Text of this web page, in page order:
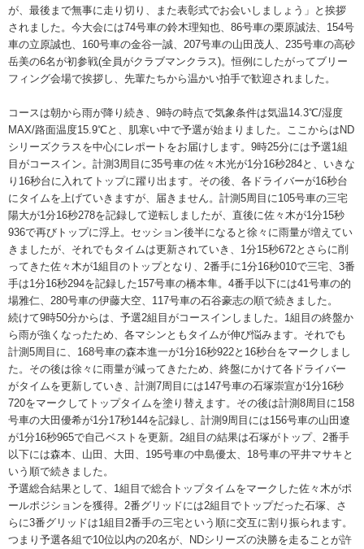
が、最後まで無事に走り切り、また表彰式でお会いしましょう」と挨拶
されました。今大会には74号車の鈴木理知也、86号車の栗原誠法、154号
車の立原誠也、160号車の金谷一誠、207号車の山田茂人、235号車の高砂
岳美の6名が初参戦(全員がクラブマンクラス)。恒例にしたがってブリー
フィング会場で挨拶し、先輩たちから温かい拍手で歓迎されました。
コースは朝から雨が降り続き、9時の時点で気象条件は気温14.3℃/湿度
MAX/路面温度15.9℃と、肌寒い中で予選が始まりました。ここからはND
シリーズクラスを中心にレポートをお届けします。9時25分には予選1組
目がコースイン。計測3周目に35号車の佐々木光が1分16秒284と、いきな
り16秒台に入れてトップに躍り出ます。その後、各ドライバーが16秒台
にタイムを上げていきますが、届きません。計測5周目に105号車の三宅
陽大が1分16秒278を記録して逆転しましたが、直後に佐々木が1分15秒
936で再びトップに浮上。セッション後半になると徐々に雨量が増えてい
きましたが、それでもタイムは更新されていき、1分15秒672とさらに削
ってきた佐々木が1組目のトップとなり、2番手に1分16秒010で三宅、3番
手は1分16秒294を記録した157号車の橋本隼。4番手以下には41号車の的
場雅仁、280号車の伊藤大空、117号車の石谷豪志の順で続きました。
続けて9時50分からは、予選2組目がコースインしました。1組目の終盤か
ら雨が強くなったため、各マシンともタイムが伸び悩みます。それでも
計測5周目に、168号車の森本進一が1分16秒922と16秒台をマークしまし
た。その後は徐々に雨量が減ってきたため、終盤にかけて各ドライバー
がタイムを更新していき、計測7周目には147号車の石塚崇宣が1分16秒
720をマークしてトップタイムを塗り替えます。その後は計測8周目に158
号車の大田優希が1分17秒144を記録し、計測9周目には156号車の山田遼
が1分16秒965で自己ベストを更新。2組目の結果は石塚がトップ、2番手
以下には森本、山田、大田、195号車の中島優太、18号車の平井マサキと
いう順で続きました。
予選総合結果として、1組目で総合トップタイムをマークした佐々木がポ
ールポジションを獲得。2番グリッドには2組目でトップだった石塚、さ
らに3番グリッドは1組目2番手の三宅という順に交互に割り振られます。
つまり予選各組で10位以内の20名が、NDシリーズの決勝を走ることが許